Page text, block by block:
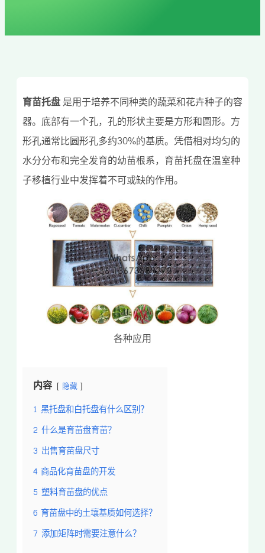
育苗托盘是用于培养不同种类的蔬菜和花卉种子的容
器。底部有一个孔，孔的形状主要是方形和圆形。方
形孔通常比圆形孔多约30%的基质。凭借相对均匀的
水分分布和完全发育的幼苗根系，育苗托盘在温室种
子移植行业中发挥着不可或缺的作用。
各种应用
内容 隐藏
1 黑托盘和白托盘有什么区别？
2 什么是育苗盘育苗？
3 出售育苗盘尺寸
4 商品化育苗盘的开发
5 塑料育苗盘的优点
6 育苗盘中的土壤基质如何选择？
7 添加矩阵时需要注意什么？